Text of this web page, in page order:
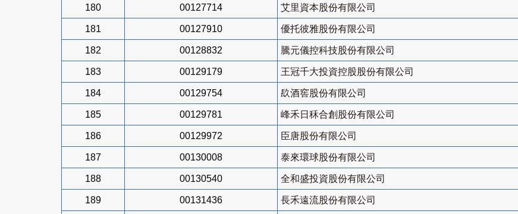
180 00127714 艾里資本股份有限公司
181 00127910 優托彼雅股份有限公司
182 00128832 騰元儀控科技股份有限公司
183 00129179 王冠千大投資控股股份有限公司
184 00129754 镹酒窖股份有限公司
185 00129781 峰禾日秝合創股份有限公司
186 00129972 臣唐股份有限公司
187 00130008 泰來環球股份有限公司
188 00130540 全和盛投資股份有限公司
189 00131436 長禾遠流股份有限公司